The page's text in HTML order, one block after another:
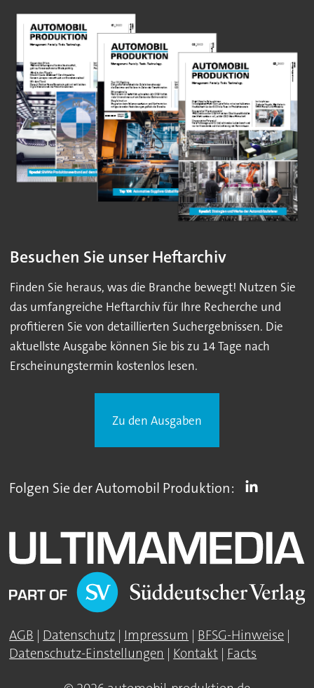
Besuchen Sie unser Heftarchiv
Finden Sie heraus, was die Branche bewegt! Nutzen Sie
das umfangreiche Heftarchiv für Ihre Recherche und
profitieren Sie von detaillierten Suchergebnissen. Die
aktuellste Ausgabe können Sie bis zu 14 Tage nach
Erscheinungstermin kostenlos lesen.
Zu den Ausgaben
Folgen Sie der Automobil Produktion:
AGB | Datenschutz | Impressum | BFSG-Hinweise |
Datenschutz-Einstellungen | Kontakt | Facts